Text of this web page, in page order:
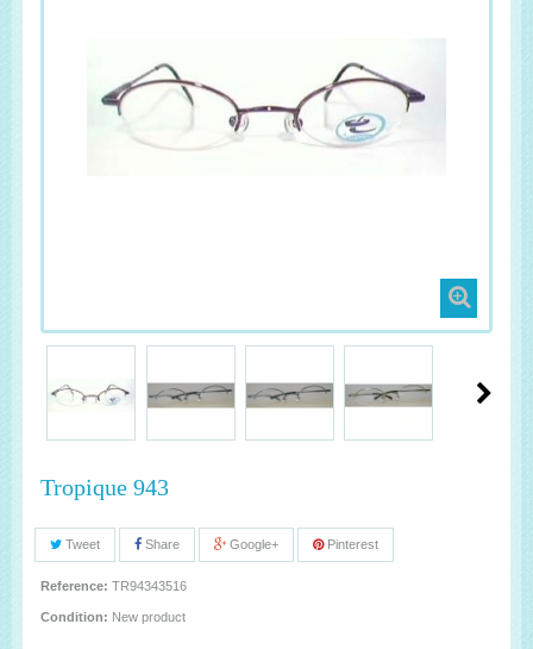
Tropique 943
Tweet Share Google+ Pinterest
Reference: TR94343516
Condition: New product